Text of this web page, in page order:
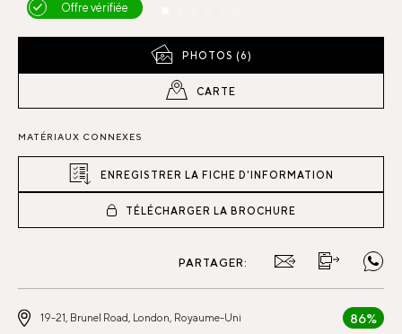
Offre vérifiée
PHOTOS (6)
CARTE
MATÉRIAUX CONNEXES
ENREGISTRER LA FICHE D'INFORMATION
TÉLÉCHARGER LA BROCHURE
PARTAGER:
19-21, Brunel Road, London, Royaume-Uni 86%